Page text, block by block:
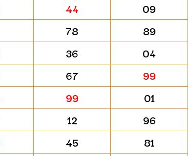
44
09
78
89
36
04
67
99
99
01
12
96
45
81